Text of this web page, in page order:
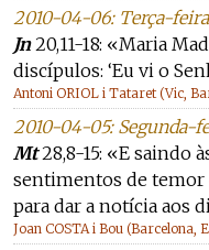
2010-04-06: Terça-
Jn20,11-18: «Maria
discípulos: ‘Eu vi o
Antoni ORIOL i Tataret (Vic,
2010-04-05: Segunda-
Mt28,8-15: «E saindo
sentimentos de temor
para dar a notícia aos
Joan COSTA i Bou (Barcelona,